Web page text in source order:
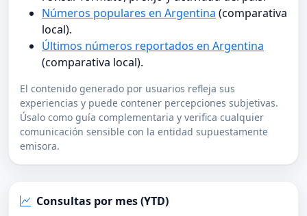
Números populares en Argentina (comparativa
local).
Últimos números reportados en Argentina
(comparativa local).
El contenido generado por usuarios refleja sus
experiencias y puede contener percepciones subjetivas.
Úsalo como guía complementaria y verifica cualquier
comunicación sensible con la entidad supuestamente
emisora.
Consultas por mes (YTD)